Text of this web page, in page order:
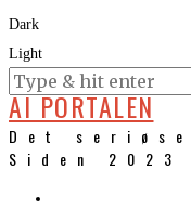
Dark
Light
KURSER
AI PORTALEN
Det
Siden 2023